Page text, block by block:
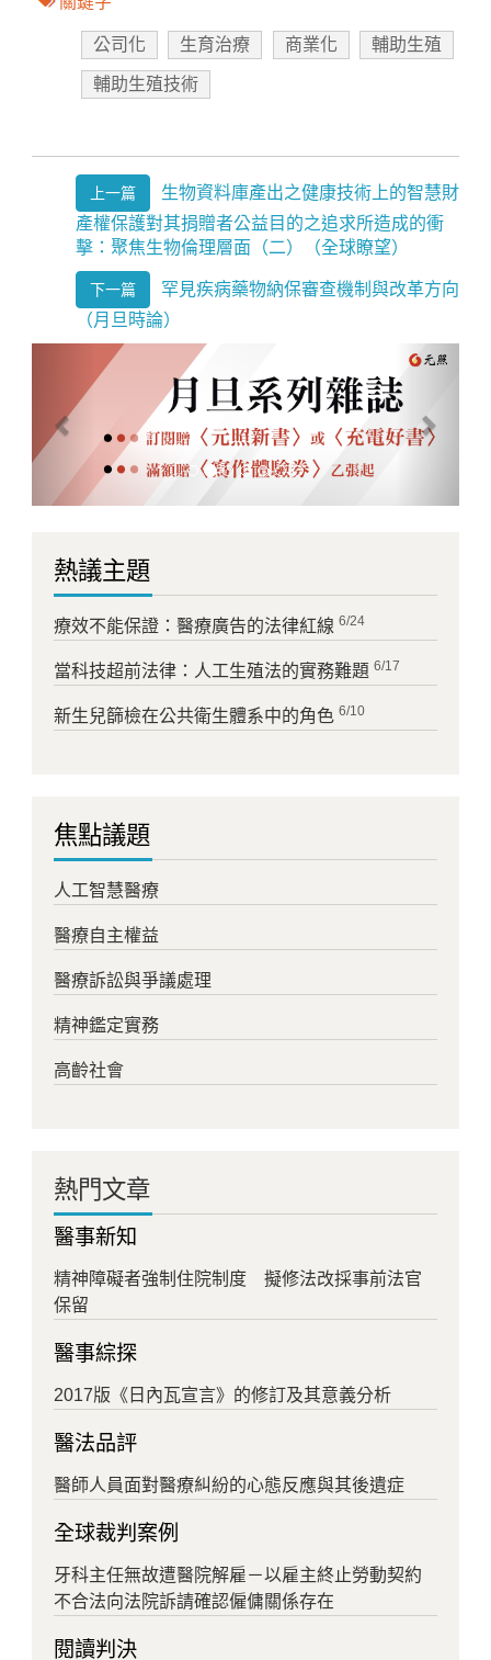
公司化 生育治療 商業化 輔助生殖
輔助生殖技術
上一篇
生物資料庫產出之健康技術上的智慧財
產權保護對其捐贈者公益目的之追求所造成的衝
擊：聚焦生物倫理層面（二）（全球瞭望）
下一篇
罕見疾病藥物納保審查機制與改革方向
（月旦時論）
Previous Next
熱議主題
療效不能保證：醫療廣告的法律紅線 6/24
當科技超前法律：人工生殖法的實務難題 6/17
新生兒篩檢在公共衛生體系中的角色 6/10
焦點議題
人工智慧醫療
醫療自主權益
醫療訴訟與爭議處理
精神鑑定實務
高齡社會
熱門文章
醫事新知
精神障礙者強制住院制度 擬修法改採事前法官
保留
醫事綜探
2017版《日內瓦宣言》的修訂及其意義分析
醫法品評
醫師人員面對醫療糾紛的心態反應與其後遺症
全球裁判案例
牙科主任無故遭醫院解雇－以雇主終止勞動契約
不合法向法院訴請確認僱傭關係存在
閱讀判決